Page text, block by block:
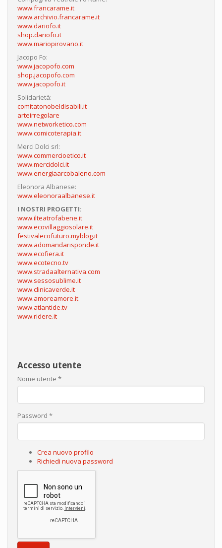
www.francarame.it
www.archivio.francarame.it
www.dariofo.it
shop.dariofo.it
www.mariopirovano.it
Jacopo Fo:
www.jacopofo.com
shop.jacopofo.com
www.jacopofo.it
Solidarietà:
comitatonobeldisabili.it
arteirregolare
www.networketico.com
www.comicoterapia.it
Merci Dolci srl:
www.commercioetico.it
www.mercidolci.it
www.energiaarcobaleno.com
Eleonora Albanese:
www.eleonoraalbanese.it
I NOSTRI PROGETTI:
www.ilteatrofabene.it
www.ecovillaggiosolare.it
festivalecofuturo.myblog.it
www.adomandarisponde.it
www.ecofiera.it
www.ecotecno.tv
www.stradaalternativa.com
www.sessosublime.it
www.clinicaverde.it
www.amoreamore.it
www.atlantide.tv
www.ridere.it
Accesso utente
Nome utente *
Password *
Crea nuovo profilo
Richiedi nuova password